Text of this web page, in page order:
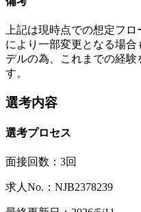
上記は現時点での想定フ
により一部変更となる場
デルの為、これまでの経験
す。
選考内容
選考プロセス
面接回数：3回
求人No.：NJB2378239